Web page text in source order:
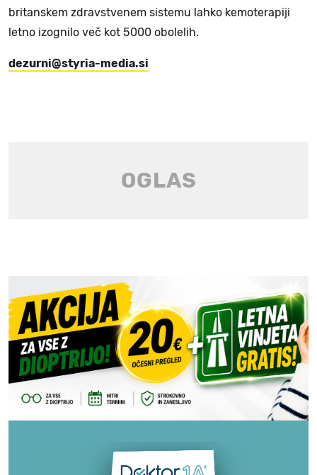
britanskem zdravstvenem sistemu lahko kemoterapiji
letno izognilo več kot 5000 obolelih.
dezurni@styria-media.si